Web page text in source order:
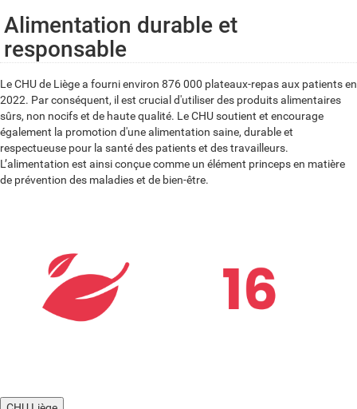
Alimentation durable et
responsable
Le CHU de Liège a fourni environ 876 000 plateaux-repas aux patients en
2022. Par conséquent, il est crucial d'utiliser des produits alimentaires
sûrs, non nocifs et de haute qualité. Le CHU soutient et encourage
également la promotion d'une alimentation saine, durable et
respectueuse pour la santé des patients et des travailleurs.
L’alimentation est ainsi conçue comme un élément princeps en matière
de prévention des maladies et de bien-être.